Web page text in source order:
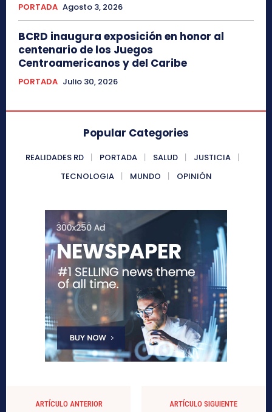
PORTADA Agosto 3, 2026
BCRD inaugura exposición en honor al
centenario de los Juegos
Centroamericanos y del Caribe
PORTADA Julio 30, 2026
Popular Categories
REALIDADES RD PORTADA SALUD
JUSTICIA
TECNOLOGIA
MUNDO OPINIÓN
ARTÍCULO ANTERIOR ARTÍCULO SIGUIENTE